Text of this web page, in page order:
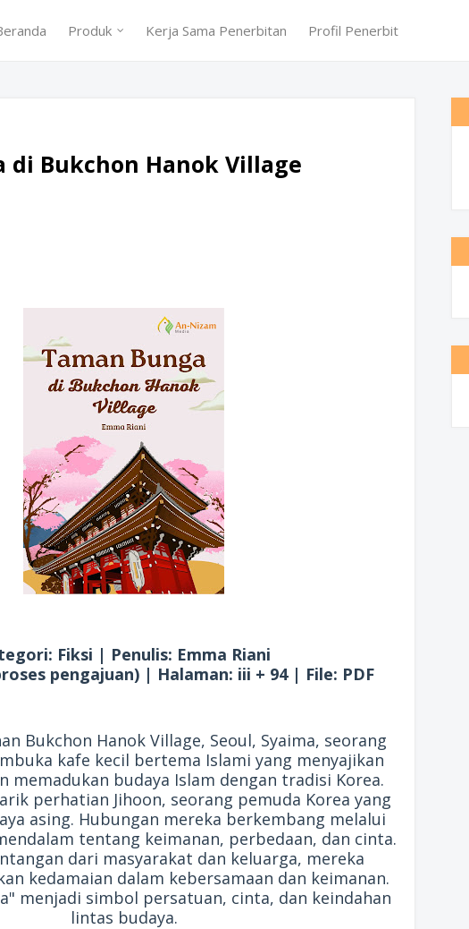
Produk Kerja Sama Penerbitan Profil Penerbit
di Bukchon Hanok Village
Fiksi | Penulis: Emma Riani
pengajuan) | Halaman: iii + 94 | File: PDF
Bukchon Hanok Village, Seoul, Syaima, seorang
kafe kecil bertema Islami yang menyajikan
memadukan budaya Islam dengan tradisi Korea.
perhatian Jihoon, seorang pemuda Korea yang
asing. Hubungan mereka berkembang melalui
tentang keimanan, perbedaan, dan cinta.
dari masyarakat dan keluarga, mereka
kedamaian dalam kebersamaan dan keimanan.
menjadi simbol persatuan, cinta, dan keindahan
lintas budaya.